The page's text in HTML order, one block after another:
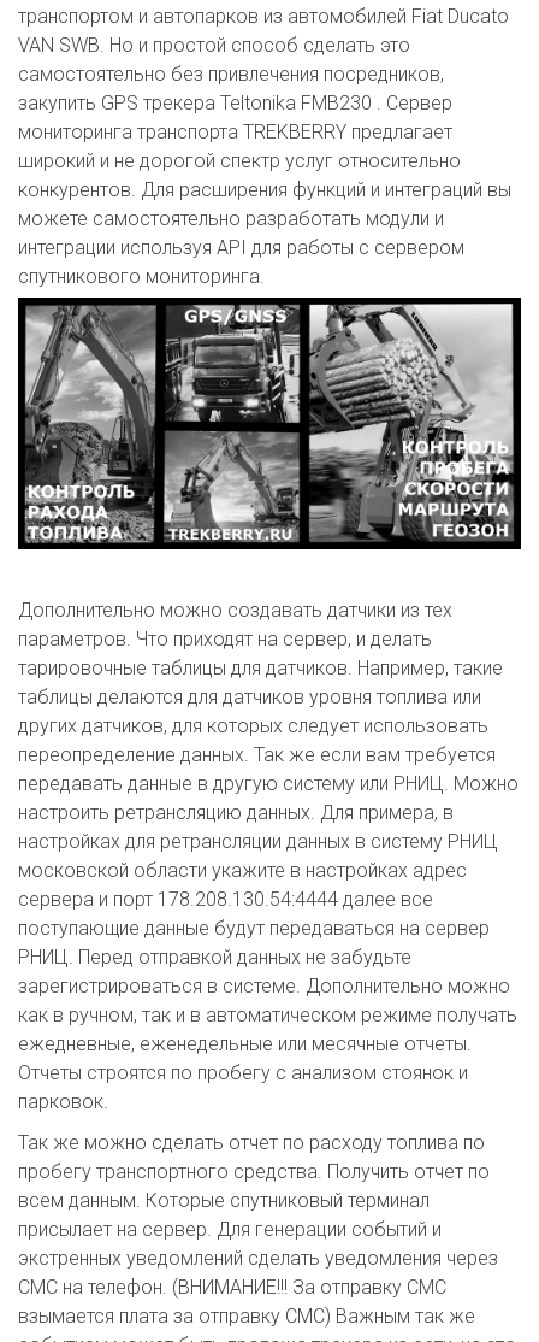
транспортом и автопарков из автомобилей Fiat Ducato
VAN SWB. Но и простой способ сделать это
самостоятельно без привлечения посредников,
закупить GPS трекера Teltonika FMB230 . Сервер
мониторинга транспорта TREKBERRY предлагает
широкий и не дорогой спектр услуг относительно
конкурентов. Для расширения функций и интеграций вы
можете самостоятельно разработать модули и
интеграции используя API для работы с сервером
спутникового мониторинга.
Дополнительно можно создавать датчики из тех
параметров. Что приходят на сервер, и делать
тарировочные таблицы для датчиков. Например, такие
таблицы делаются для датчиков уровня топлива или
других датчиков, для которых следует использовать
переопределение данных. Так же если вам требуется
передавать данные в другую систему или РНИЦ. Можно
настроить ретрансляцию данных. Для примера, в
настройках для ретрансляции данных в систему РНИЦ
московской области укажите в настройках адрес
сервера и порт 178.208.130.54:4444 далее все
поступающие данные будут передаваться на сервер
РНИЦ. Перед отправкой данных не забудьте
зарегистрироваться в системе. Дополнительно можно
как в ручном, так и в автоматическом режиме получать
ежедневные, еженедельные или месячные отчеты.
Отчеты строятся по пробегу с анализом стоянок и
парковок.
Так же можно сделать отчет по расходу топлива по
пробегу транспортного средства. Получить отчет по
всем данным. Которые спутниковый терминал
присылает на сервер. Для генерации событий и
экстренных уведомлений сделать уведомления через
СМС на телефон. (ВНИМАНИЕ!!! За отправку СМС
взымается плата за отправку СМС) Важным так же